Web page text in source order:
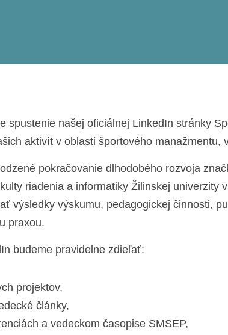
spustenie našej oficiálnej LinkedIn stránky
aktivít v oblasti športového manažmentu,
pokračovanie dlhodobého rozvoja
riadenia a informatiky Žilinskej univerzity
výsledky výskumu, pedagogickej činnosti,
praxou.
budeme pravidelne zdieľať:
projektov,
články,
a vedeckom časopise SMSEP,